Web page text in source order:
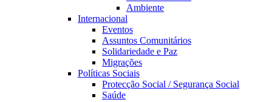
Ambiente
Internacional
Eventos
Assuntos Comunitários
Solidariedade e Paz
Migrações
Políticas Sociais
Protecção Social / Segurança Social
Saúde